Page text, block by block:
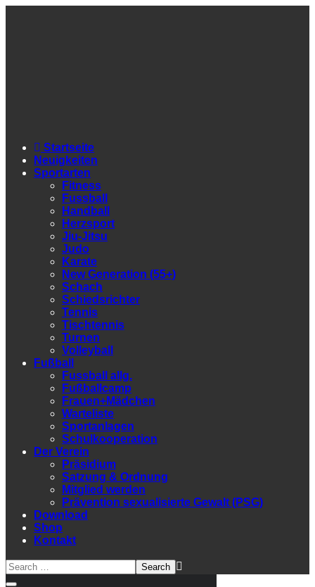
Startseite
Neuigkeiten
Sportarten
Fitness
Fussball
Handball
Herzsport
Jiu-Jitsu
Judo
Karate
New Generation (55+)
Schach
Schiedsrichter
Tennis
Tischtennis
Turnen
Volleyball
Fußball
Fussball allg.
Fußballcamp
Frauen+Mädchen
Warteliste
Sportanlagen
Schulkooperation
Der Verein
Präsidium
Satzung & Ordnung
Mitglied werden
Prävention sexualisierte Gewalt (PSG)
Download
Shop
Kontakt